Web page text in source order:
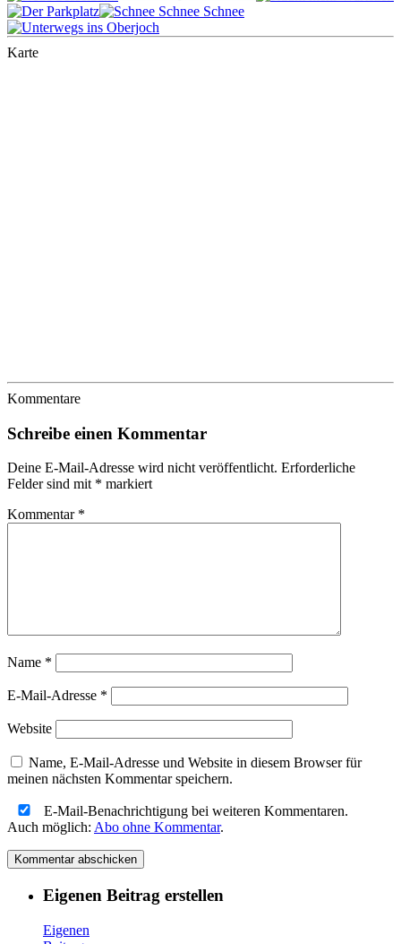
Karte
Kommentare
Schreibe einen Kommentar
Deine E-Mail-Adresse wird nicht veröffentlicht. Erforderliche
Felder sind mit * markiert
Kommentar *
Name *
E-Mail-Adresse *
Website
Name, E-Mail-Adresse und Website in diesem Browser für
meinen nächsten Kommentar speichern.
E-Mail-Benachrichtigung bei weiteren Kommentaren.
Auch möglich: Abo ohne Kommentar.
Eigenen Beitrag erstellen
Eigenen